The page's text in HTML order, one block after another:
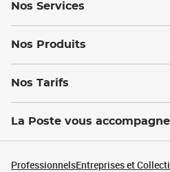
Nos Services
Nos Produits
Nos Tarifs
La Poste vous accompagne
ProfessionnelsEntreprises et